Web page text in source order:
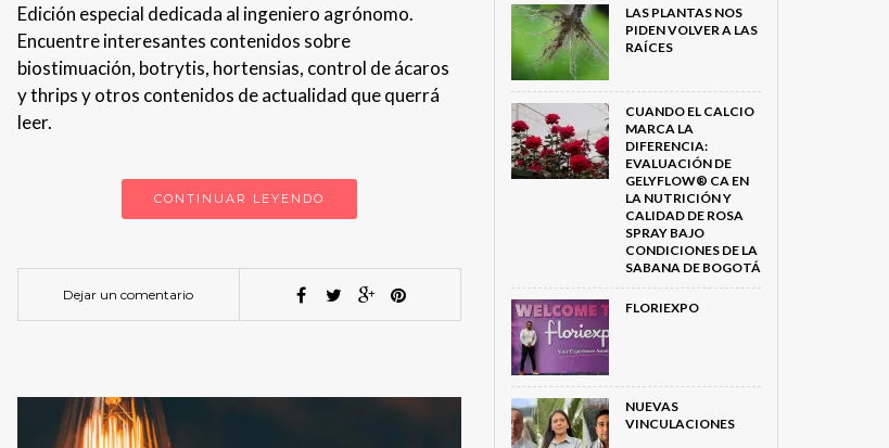
Edición especial dedicada al ingeniero agrónomo.
Encuentre interesantes contenidos sobre
biostimuación, botrytis, hortensias, control de ácaros
y thrips y otros contenidos de actualidad que querrá
leer.
CONTINUAR LEYENDO
Dejar un comentario
LAS PLANTAS NOS
PIDEN VOLVER A LAS
RAÍCES
CUANDO EL CALCIO
MARCA LA
DIFERENCIA:
EVALUACIÓN DE
GELYFLOW® CA EN
LA NUTRICIÓN Y
CALIDAD DE ROSA
SPRAY BAJO
CONDICIONES DE LA
SABANA DE BOGOTÁ
FLORIEXPO
NUEVAS
VINCULACIONES